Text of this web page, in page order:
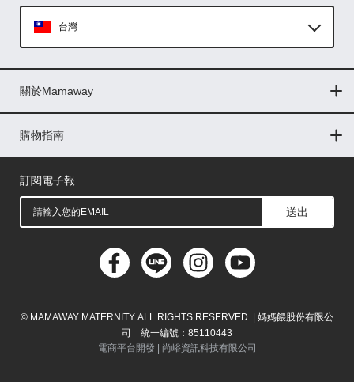
台灣
印尼
馬來西亞
關於Mamaway
門市據點
最新消息
品牌故事
人力招募
媒體花絮
隱私權聲明
CSR企業社會責任
購物指南
購物常見問題
退換貨問題
儲值金使用條款
購買儲值金
發票問題
會員權益
線上留言
吸乳器-免費體驗
訂閱電子報
送出
© MAMAWAY MATERNITY. ALL RIGHTS RESERVED. | 媽媽餵股份有限公
司 統一編號：85110443
電商平台開發 | 尚峪資訊科技有限公司